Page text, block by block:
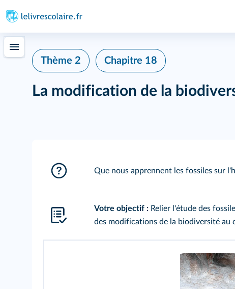
Thème 2 Chapitre 18
La modification de la
Que nous apprennent les fossiles sur
Votre objectif : Relier l'étude des
des modifications de la biodiversité au